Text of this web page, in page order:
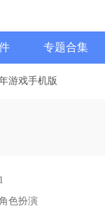
专题合集
游戏手机版
1
色扮演